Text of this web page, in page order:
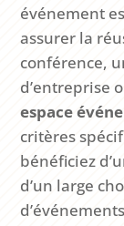
événement
assurer la
conférence,
d’entreprise
espace
critères
bénéficiez
d’un large